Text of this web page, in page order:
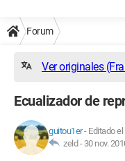
Forum
Ver originales
Ecualizador de
guitou1er- Editado
zeld - 30 nov.